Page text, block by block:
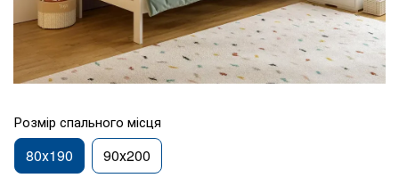
Розмір спального місця
80х190 90х200